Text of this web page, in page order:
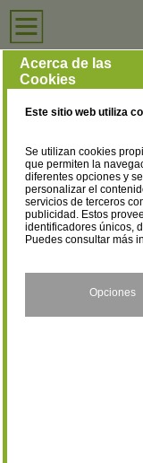
Perfumerías y
Selecciona la localidad
Inicio › Perfumerías y
Albacete
Hellín(3)
Madrigueras(1)
Tarazona de la
Acerca de las
Cookies
Este sitio web utiliza
Se utilizan cookies
que permiten la
diferentes opciones y
personalizar el
servicios de terceros
publicidad. Estos
identificadores únicos,
Puedes consultar más
Opciones